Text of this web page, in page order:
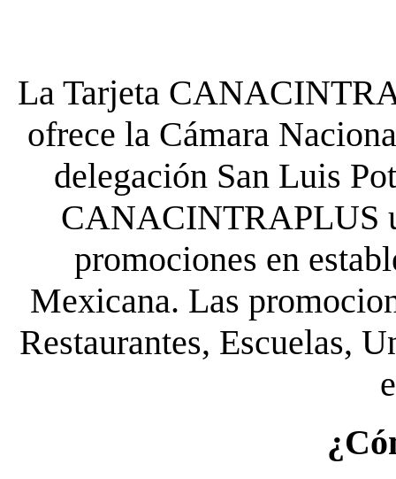
La Tarjeta
ofrece la Cámara
delegación San Luis
CANACINTRAPLUS
promociones en
Mexicana. Las
Restaurantes, Escuelas,